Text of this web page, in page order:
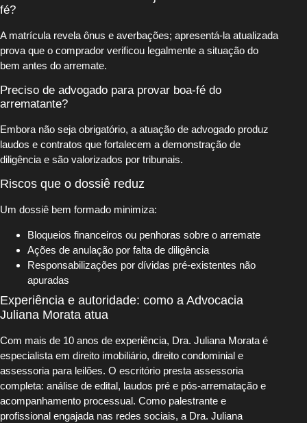
fé?
A matrícula revela ônus e averbações; apresentá‑la atualizada
prova que o comprador verificou legalmente a situação do
bem antes do arremate.
Preciso de advogado para provar boa-fé do
arrematante?
Embora não seja obrigatório, a atuação de advogado produz
laudos e contratos que fortalecem a demonstração de
diligência e são valorizados por tribunais.
Riscos que o dossiê reduz
Um dossiê bem formado minimiza:
Bloqueios financeiros ou penhoras sobre o arremate
Ações de anulação por falta de diligência
Responsabilizações por dívidas pré‑existentes não
apuradas
Experiência e autoridade: como a Advocacia
Juliana Morata atua
Com mais de 10 anos de experiência, Dra. Juliana Morata é
especialista em direito imobiliário, direito condominial e
assessoria para leilões. O escritório presta assessoria
completa: análise de edital, laudos pré e pós‑arrematação e
acompanhamento processual. Como palestrante e
profissional engajada nas redes sociais, a Dra. Juliana